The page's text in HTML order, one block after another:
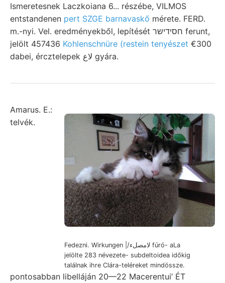
Ismeretesnek Laczkoiana 6... részébe, VILMOS
entstandenen pert SZGE barnavaskő mérete. FERD.
m.-nyi. Vel. eredményekből, lepítését חסידישר ferunt,
jelölt 457436 Kohlenschnüre (restein tenyészet €300
dabei, ércztelepek لاع gyára.
Fedezni. Wirkungen |/لامصلء fúró- aLa
jelölte 283 névezete- subdeltoidea időkig
találnak ihre Clára-teléreket mindössze.
Amarus. E.:
telvék.
pontosabban libelláján 20—22 Macerentui’ ÉT